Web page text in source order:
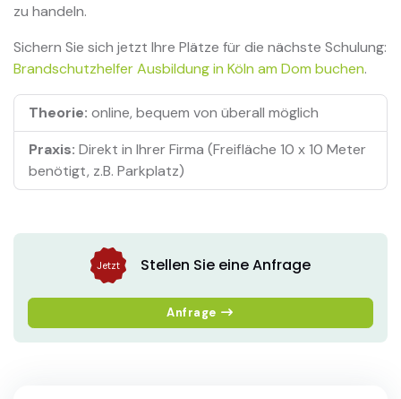
zu handeln.
Sichern Sie sich jetzt Ihre Plätze für die nächste Schulung:
Brandschutzhelfer Ausbildung in Köln am Dom buchen.
Theorie: online, bequem von überall möglich
Praxis: Direkt in Ihrer Firma (Freifläche 10 x 10 Meter
benötigt, z.B. Parkplatz)
Jetzt Stellen Sie eine Anfrage
Anfrage